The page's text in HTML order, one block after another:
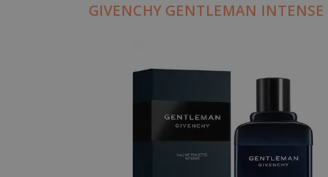
GIVENCHY GENTLEMAN